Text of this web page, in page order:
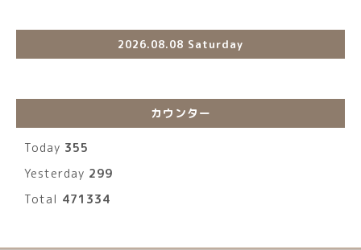
2026.08.08 Saturday
カウンター
Today 355
Yesterday 299
Total 471334